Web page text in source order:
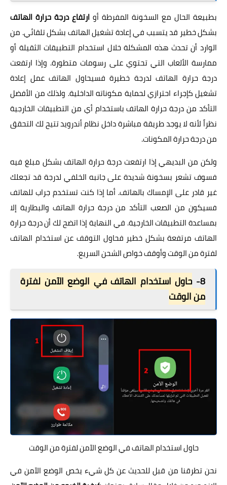
بطبيعة الحال مع السخونة المفرطة أو ارتفاع درجة حرارة الهاتف
بشكل خطير قد يتسبب في إعادة تشغيل الهاتف بشكل تلقائي. من
الوارد أن تحدث هذه المشكلة خلال استخدام التطبيقات الثقيلة أو
ممارسة الألعاب التي تحتوي على رسومات متطورة. وإذا ارتفعت
درجة حرارة الهاتف لدرجة خطيرة فسيحاول الهاتف عمل إعادة
تشغيل كإجراء احترازي لحماية مكوناته الداخلية. ولذلك من الأفضل
التأكد من درجة حرارة الهاتف باستخدام أي من التطبيقات الخارجية
نظراً لأنه لا يوجد طريقة مباشرة داخل نظام أندرويد تتيح لك التحقق
من درجة حرارة المكونات.
ولكن من البديهي إذا ارتفعت درجة حرارة الهاتف بشكل مبلغ فيه
فسوف تشعر بسخونة شديدة على جانبه الخلفي لدرجة قد تجعلك
غير قادر على الإمساك بالهاتف. أما إذا كنت تستخدم جراب للهاتف
فسيكون من الصعب التأكد من درجة حرارة الهاتف والبطارية إلا
بمساعدة التطبيقات الخارجية. في النهاية إذا اتضح لك أن درجة حرارة
الهاتف مرتفعة بشكل خطير فحاول التوقف عن استخدام الهاتف
لفترة من الوقت وأوقف خواص الشحن السريع.
8- حاول استخدام الهاتف في الوضع الآمن لفترة
من الوقت
حاول استخدام الهاتف في الوضع الآمن لفترة من الوقت
نحن تطرقنا من قبل للحديث عن كل شيء يخص الوضع الآمن في